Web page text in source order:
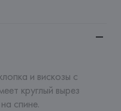
и вискозы с
круглый вырез
спине.